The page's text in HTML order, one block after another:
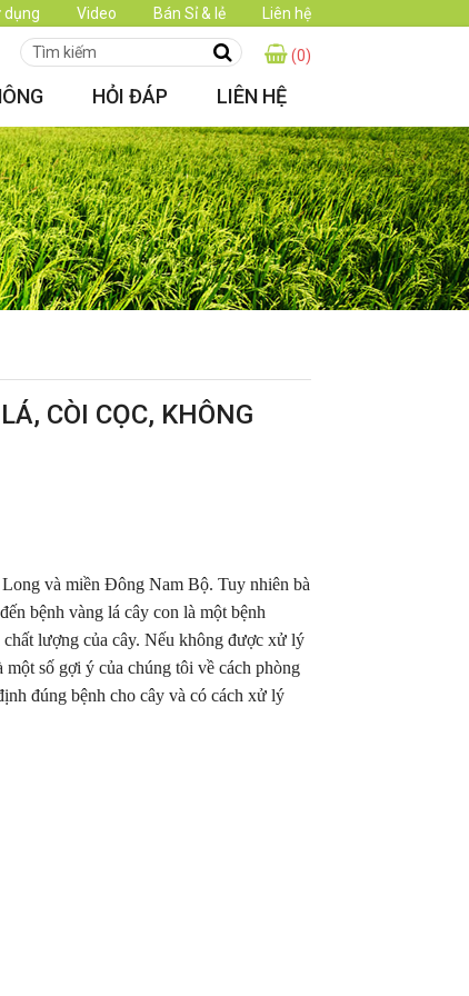
dụng Video Bán Sỉ & lẻ Liên hệ
(0)
HỎI ĐÁP LIÊN HỆ
CÒI CỌC, KHÔNG
và miền Đông Nam Bộ. Tuy nhiên bà
bệnh vàng lá cây con là một bệnh
lượng của cây. Nếu không được xử lý
số gợi ý của chúng tôi về cách phòng
đúng bệnh cho cây và có cách xử lý